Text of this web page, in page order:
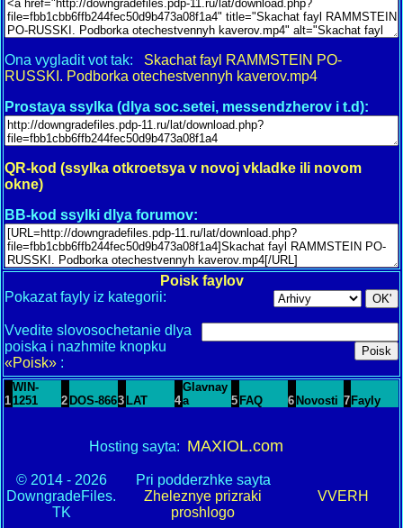
Ona vygladit vot tak: Skachat fayl RAMMSTEIN PO-
RUSSKI. Podborka otechestvennyh kaverov.mp4
Prostaya ssylka (dlya soc.setei, messendzherov i t.d):
QR-kod (ssylka otkroetsya v novoj vkladke ili novom
okne)
BB-kod ssylki dlya forumov:
Poisk faylov
Pokazat fayly iz kategorii:
Vvedite slovosochetanie dlya
poiska i nazhmite knopku
«Poisk» :
1
WIN-
1251
2 DOS-8663 LAT 4
Glavnay
a
5 FAQ 6 Novosti 7 Fayly
Hosting sayta: MAXIOL.com
© 2014 - 2026
DowngradeFiles.
TK
Pri podderzhke sayta
Zheleznye prizraki
proshlogo
VVERH